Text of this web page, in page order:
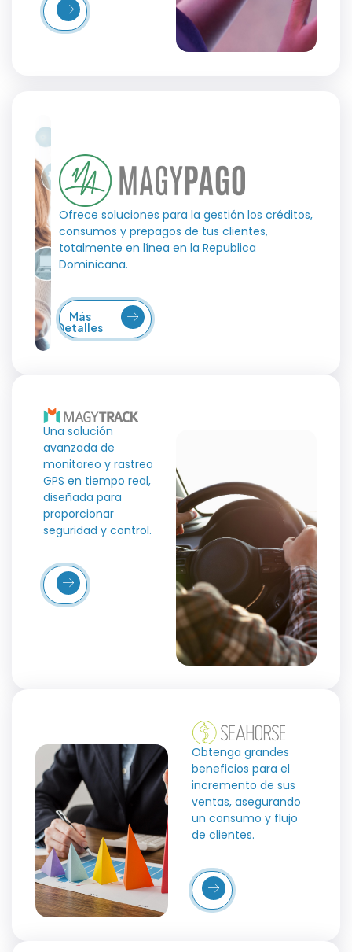
Ofrece soluciones para la gestión los créditos,
consumos y prepagos de tus clientes,
totalmente en línea en la Republica
Dominicana.
Más
Detalles
Una solución
avanzada de
monitoreo y rastreo
GPS en tiempo real,
diseñada para
proporcionar
seguridad y control.
Obtenga grandes
beneficios para el
incremento de sus
ventas, asegurando
un consumo y flujo
de clientes.
Más
Detalles